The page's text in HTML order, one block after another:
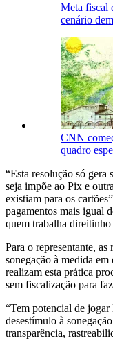
Meta fiscal
cenário
CNN
quadro
“Esta resolução só gera
seja impõe ao Pix e
existiam para os
pagamentos mais igual
quem trabalha
Para o representante,
sonegação à medida
realizam esta prática
sem fiscalização para
“Tem potencial de jogar
desestímulo à
transparência,